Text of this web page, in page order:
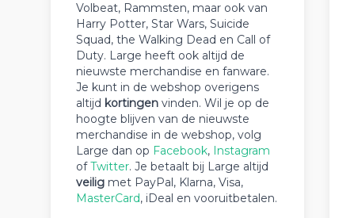
Volbeat, Rammsten, maar ook van
Harry Potter, Star Wars, Suicide
Squad, the Walking Dead en Call of
Duty. Large heeft ook altijd de
nieuwste merchandise en fanware.
Je kunt in de webshop overigens
altijd kortingen vinden. Wil je op de
hoogte blijven van de nieuwste
merchandise in de webshop, volg
Large dan op Facebook, Instagram
ofTwitter. Je betaalt bij Large altijd
veilig met PayPal, Klarna, Visa,
MasterCard, iDeal en vooruitbetalen.